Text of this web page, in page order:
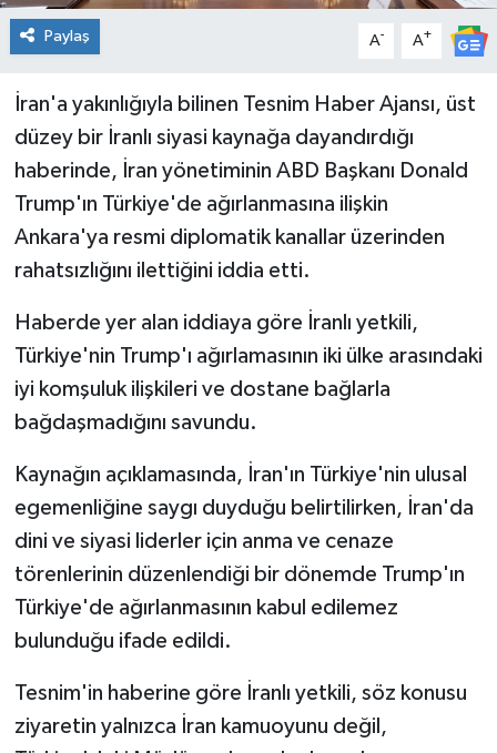
Paylaş A- A+
İran'a yakınlığıyla bilinen Tesnim Haber Ajansı, üst
düzey bir İranlı siyasi kaynağa dayandırdığı
haberinde, İran yönetiminin ABD Başkanı Donald
Trump'ın Türkiye'de ağırlanmasına ilişkin
Ankara'ya resmi diplomatik kanallar üzerinden
rahatsızlığını ilettiğini iddia etti.
Haberde yer alan iddiaya göre İranlı yetkili,
Türkiye'nin Trump'ı ağırlamasının iki ülke arasındaki
iyi komşuluk ilişkileri ve dostane bağlarla
bağdaşmadığını savundu.
Kaynağın açıklamasında, İran'ın Türkiye'nin ulusal
egemenliğine saygı duyduğu belirtilirken, İran'da
dini ve siyasi liderler için anma ve cenaze
törenlerinin düzenlendiği bir dönemde Trump'ın
Türkiye'de ağırlanmasının kabul edilemez
bulunduğu ifade edildi.
Tesnim'in haberine göre İranlı yetkili, söz konusu
ziyaretin yalnızca İran kamuoyunu değil,
Kültür & Sanat
Sağlık
Sağlık & Yaşam
Siyaset
Yaşam